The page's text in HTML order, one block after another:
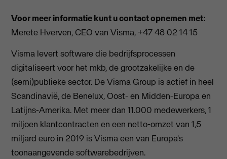
Voor meer informatie kunt u contact opnemen met:
Merete Hverven, CEO van Visma, +47 48 02 14 15
Visma levert software die bedrijfsprocessen
digitaliseert voor het mkb, de grootzakelijke en de
(semi)publieke sector. De Visma Group is actief in heel
Scandinavië, de Benelux, Oost- en Midden-Europa en
Latijns-Amerika. Met meer dan 11.000 medewerkers, 1
miljoen klantcontracten en een netto-omzet van 1,5
miljard euro in 2019 is Visma een van Europa's
toonaangevende softwarebedrijven.